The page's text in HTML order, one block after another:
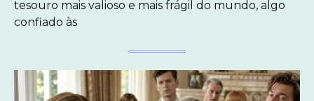
tesouro mais valioso e mais frágil do mundo, algo
confiado às